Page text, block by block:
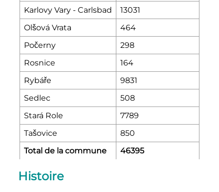
Karlovy Vary - Carlsbad
13031
Olšová Vrata
464
Počerny
298
Rosnice
164
Rybáře
9831
Sedlec
508
Stará Role
7789
Tašovice
850
Total de la commune
46395
Histoire